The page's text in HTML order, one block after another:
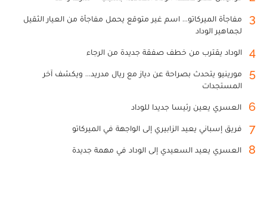
3
مفاجأة الميركاتو... اسم غير متوقع يحمل مفاجأة من العيار الثقيل
لجماهير الوداد
4 الوداد يقترب من خطف صفقة جديدة من الرجاء
5
مورينيو يتحدث بصراحة عن دياز مع ريال مدريد... ويكشف آخر
المستجدات
6 العسري يعين رئيسا جديدا للوداد
7 فريق إسباني يعيد الزابيري إلى الواجهة في الميركاتو
8 العسري يعيد السعيدي إلى الوداد في مهمة جديدة